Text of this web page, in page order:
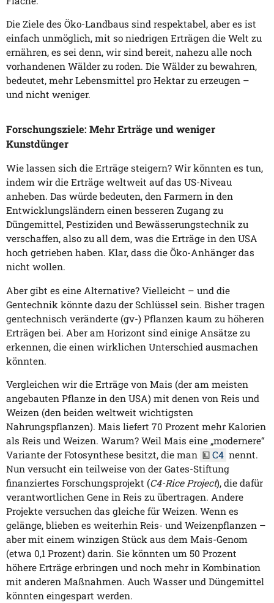
Die Ziele des Öko-Landbaus sind respektabel, aber es ist
einfach unmöglich, mit so niedrigen Erträgen die Welt zu
ernähren, es sei denn, wir sind bereit, nahezu alle noch
vorhandenen Wälder zu roden. Die Wälder zu bewahren,
bedeutet, mehr Lebensmittel pro Hektar zu erzeugen –
und nicht weniger.
Forschungsziele: Mehr Erträge und weniger
Kunstdünger
Wie lassen sich die Erträge steigern? Wir könnten es tun,
indem wir die Erträge weltweit auf das US-Niveau
anheben. Das würde bedeuten, den Farmern in den
Entwicklungsländern einen besseren Zugang zu
Düngemittel, Pestiziden und Bewässerungstechnik zu
verschaffen, also zu all dem, was die Erträge in den USA
hoch getrieben haben. Klar, dass die Öko-Anhänger das
nicht wollen.
Aber gibt es eine Alternative? Vielleicht – und die
Gentechnik könnte dazu der Schlüssel sein. Bisher tragen
gentechnisch veränderte (gv-) Pflanzen kaum zu höheren
Erträgen bei. Aber am Horizont sind einige Ansätze zu
erkennen, die einen wirklichen Unterschied ausmachen
könnten.
Vergleichen wir die Erträge von Mais (der am meisten
angebauten Pflanze in den USA) mit denen von Reis und
Weizen (den beiden weltweit wichtigsten
Nahrungspflanzen). Mais liefert 70 Prozent mehr Kalorien
als Reis und Weizen. Warum? Weil Mais eine „modernere“
Variante der Fotosynthese besitzt, die man
C4 nennt.
Nun versucht ein teilweise von der Gates-Stiftung
finanziertes Forschungsprojekt (C4-Rice Project), die dafür
verantwortlichen Gene in Reis zu übertragen. Andere
Projekte versuchen das gleiche für Weizen. Wenn es
gelänge, blieben es weiterhin Reis- und Weizenpflanzen –
aber mit einem winzigen Stück aus dem Mais-Genom
(etwa 0,1 Prozent) darin. Sie könnten um 50 Prozent
höhere Erträge erbringen und noch mehr in Kombination
mit anderen Maßnahmen. Auch Wasser und Düngemittel
könnten eingespart werden.